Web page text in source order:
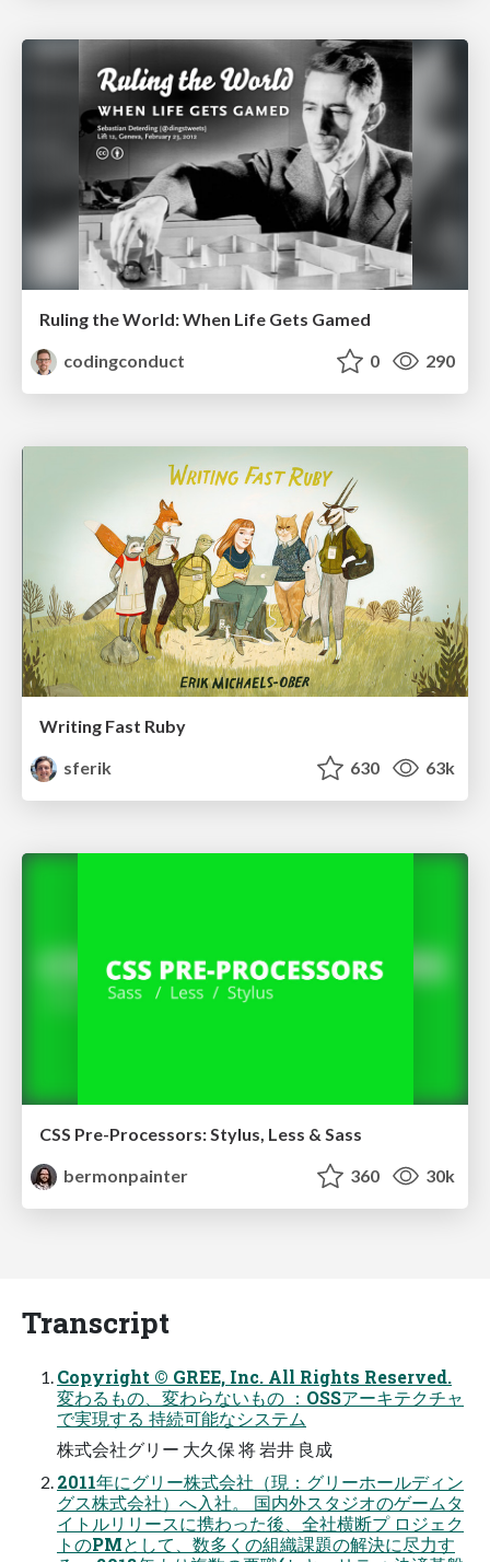
Ruling the World: When Life Gets Gamed
codingconduct
0 290
Writing Fast Ruby
sferik
630 63k
CSS Pre-Processors: Stylus, Less & Sass
bermonpainter
360 30k
Transcript
Copyright © GREE, Inc. All Rights Reserved.
変わるもの、変わらないもの ：OSSアーキテクチャ
で実現する 持続可能なシステム
株式会社グリー ⼤久保 将 岩井 良成
2011年にグリー株式会社（現：グリーホールディン
グス株式会社）へ⼊社。 国内外スタジオのゲームタ
イトルリリースに携わった後、全社横断プ ロジェク
トのPMとして、数多くの組織課題の解決に尽⼒す